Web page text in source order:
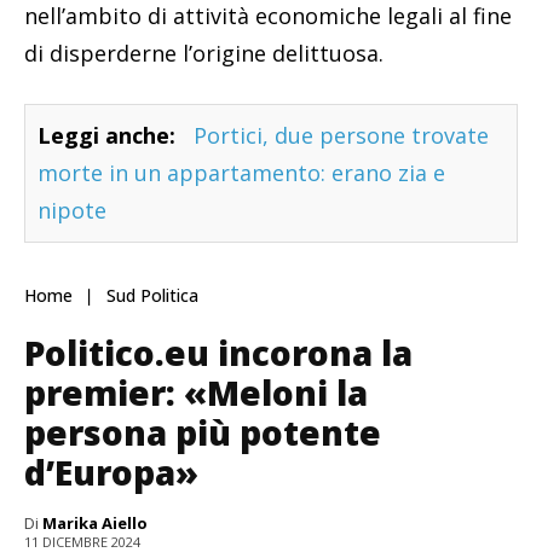
nell’ambito di attività economiche legali al fine
di disperderne l’origine delittuosa.
Leggi anche:
Portici, due persone trovate
morte in un appartamento: erano zia e
nipote
Home Sud Politica
Politico.eu incorona la
premier: «Meloni la
persona più potente
d’Europa»
Di Marika Aiello
11 DICEMBRE 2024